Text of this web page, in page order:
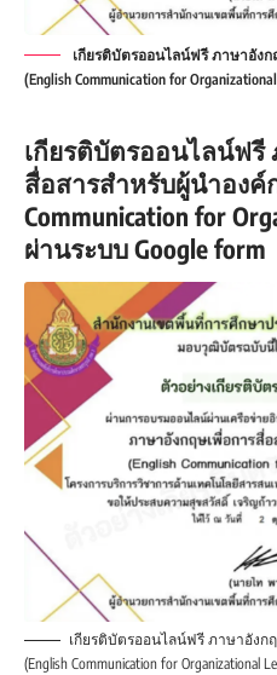
เกียรติบัตรออนไลน์ฟรี ภาษาอัง
(English Communication for
เกียรติบัตรออนไลน์ฟรี
สื่อสารสำหรับผู้นำองค์
Communication for
ผ่านระบบ Google form
เกียรติบัตรออนไลน์ฟรี ภาษาอังก
(English Communication for Organizational